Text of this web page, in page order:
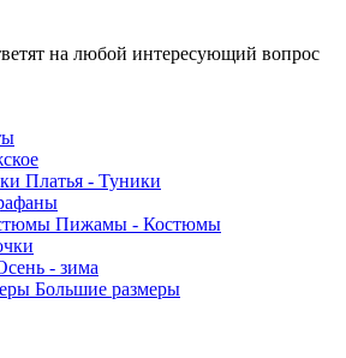
на любой интересующий вопрос
Платья - Туники
Пижамы - Костюмы
- зима
Большие размеры